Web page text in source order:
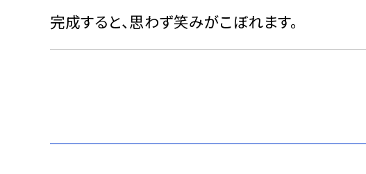
完成すると、思わず笑みがこぼれます。